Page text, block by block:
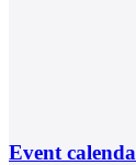
Event